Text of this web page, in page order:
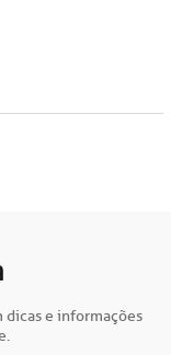
dicas e informações